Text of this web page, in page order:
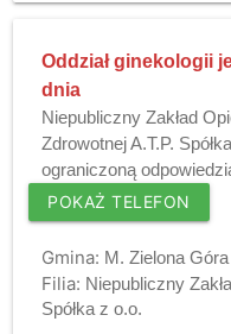
Oddział ginekologii
dnia
Niepubliczny Zakład
Zdrowotnej A.T.P.
ograniczoną
POKAŻ TELEFON
Gmina: M. Zielona Góra
Filia: Niepubliczny
Spółka z o.o.